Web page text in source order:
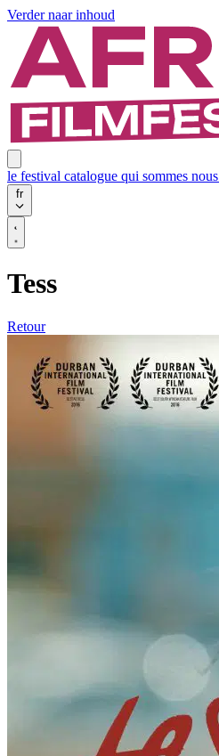
Verder naar inhoud
le festival catalogue qui sommes nous
fr
Tess
Retour